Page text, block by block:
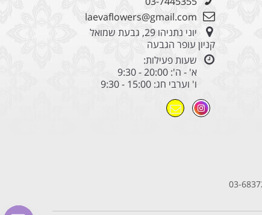
laevaflowers@gmail.com
יוני נתניהו 29, גבעת שמואל
קניון עופר הגבעה
שעות פעילות:
א' - ה': 20:00 - 9:30
ו' וערבי חג: 15:00 - 9:30